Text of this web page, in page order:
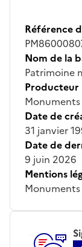
Référence
Nom de la
Patrimoine
Producteur
Date de
31 janvier
Date de
9 juin 2026
Mentions